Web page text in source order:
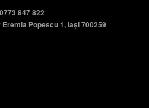
847 822
Popescu 1, Iași 700259